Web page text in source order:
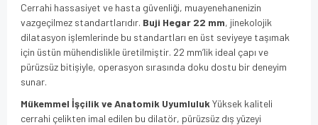
Cerrahi hassasiyet ve hasta güvenliği, muayenehanenizin
vazgeçilmez standartlarıdır. Buji Hegar 22 mm, jinekolojik
dilatasyon işlemlerinde bu standartları en üst seviyeye taşımak
için üstün mühendislikle üretilmiştir. 22 mm’lik ideal çapı ve
pürüzsüz bitişiyle, operasyon sırasında doku dostu bir deneyim
sunar.
Mükemmel İşçilik ve Anatomik Uyumluluk Yüksek kaliteli
cerrahi çelikten imal edilen bu dilatör, pürüzsüz dış yüzeyi